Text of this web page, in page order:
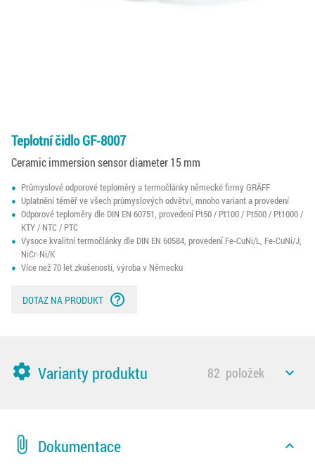
Teplotní čidlo GF-8007
Ceramic immersion sensor diameter 15 mm
Průmyslové odporové teploměry a termočlánky německé firmy GRÄFF
Uplatnění téměř ve všech průmyslových odvětví, mnoho variant a provedení
Odporové teploměry dle DIN EN 60751, provedení Pt50 / Pt100 / Pt500 / Pt1000 /
KTY / NTC / PTC
Vysoce kvalitní termočlánky dle DIN EN 60584, provedení Fe-CuNi/L, Fe-CuNi/J,
NiCr-Ni/K
Více než 70 let zkušeností, výroba v Německu
DOTAZ NA PRODUKT help_outline
settings Varianty produktu 82 položek expand_less
attach_file Dokumentace expand_less